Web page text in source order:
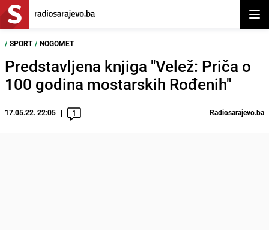
/ SPORT / NOGOMET
Predstavljena knjiga "Velež: Priča o
100 godina mostarskih Rođenih"
17.05.22. 22:05 1 Radiosarajevo.ba